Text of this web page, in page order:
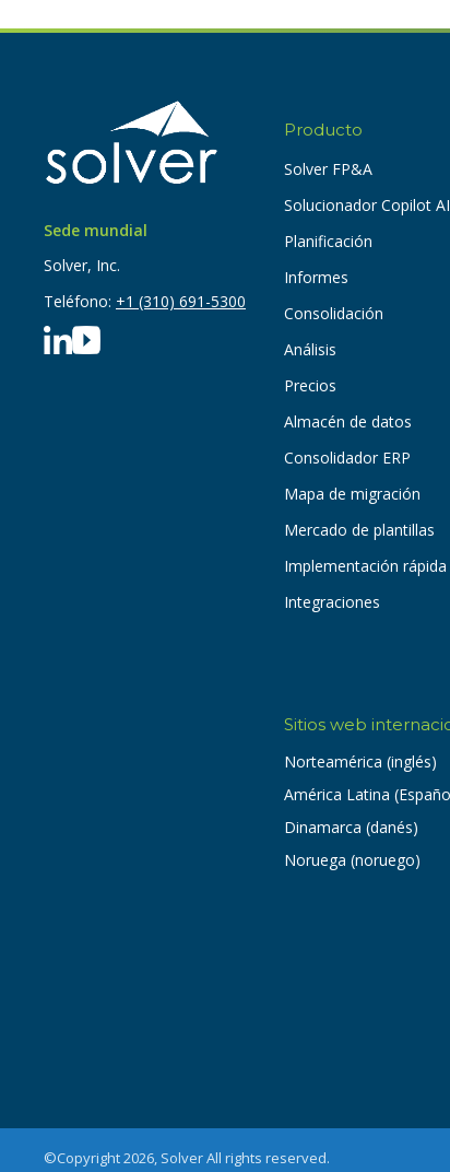
Sede mundial
Solver, Inc.
Teléfono: +1 (310) 691-5300
Producto
Solver FP&A
Solucionador Copilot AI
Planificación
Informes
Consolidación
Análisis
Precios
Almacén de datos
Consolidador ERP
Mapa de migración
Mercado de plantillas
Implementación rápida
Integraciones
Sitios web
Norteamérica (inglés)
América Latina
Dinamarca (danés)
Noruega (noruego)
©Copyright 2026, Solver All rights reserved.